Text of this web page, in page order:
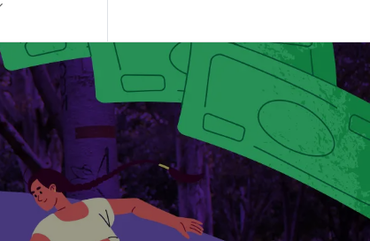
Suscríbase a nuestro boletín
Reciba notificaciones sobre los temas de
Bienestar que le interesan.